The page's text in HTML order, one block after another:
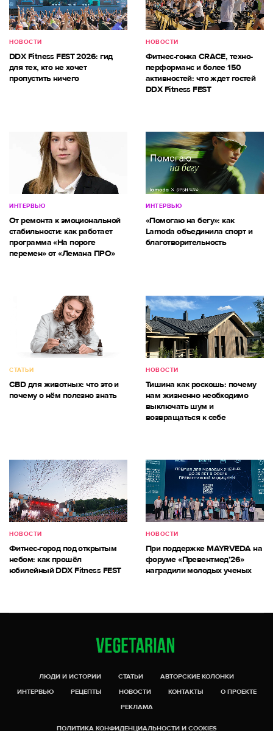
НОВОСТИ
DDX Fitness FEST 2026: гид
для тех, кто не хочет
пропустить ничего
НОВОСТИ
Фитнес-гонка CRACE, техно-
перформанс и более 150
активностей: что ждет гостей
DDX Fitness FEST
ИНТЕРВЬЮ
От ремонта к эмоциональной
стабильности: как работает
программа «На пороге
перемен» от «Лемана ПРО»
ИНТЕРВЬЮ
«Помогаю на бегу»: как
Lamoda объединила спорт и
благотворительность
СТАТЬИ
CBD для животных: что это и
почему о нём полезно знать
НОВОСТИ
Тишина как роскошь: почему
нам жизненно необходимо
выключать шум и
возвращаться к себе
НОВОСТИ
Фитнес-город под открытым
небом: как прошёл
юбилейный DDX Fitness FEST
НОВОСТИ
При поддержке MAYRVEDA на
форуме «Превентмед’26»
наградили молодых ученых
ЛЮДИ И ИСТОРИИ СТАТЬИ
АВТОРСКИЕ КОЛОНКИ
ИНТЕРВЬЮ
РЕЦЕПТЫ НОВОСТИ КОНТАКТЫ
О ПРОЕКТЕ
РЕКЛАМА
ПОЛИТИКА КОНФИДЕНЦИАЛЬНОСТИ И COOKIES